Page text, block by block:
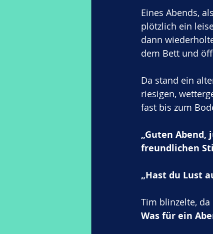
Eines Abends,
plötzlich ein
dann
dem Bett und
Da stand ein
riesigen,
fast bis zum
„Guten
freundlichen
„Hast du Lust
Tim blinzelte,
Was für ein